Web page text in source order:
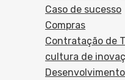
Caso de sucesso
Compras
Contratação de
cultura de